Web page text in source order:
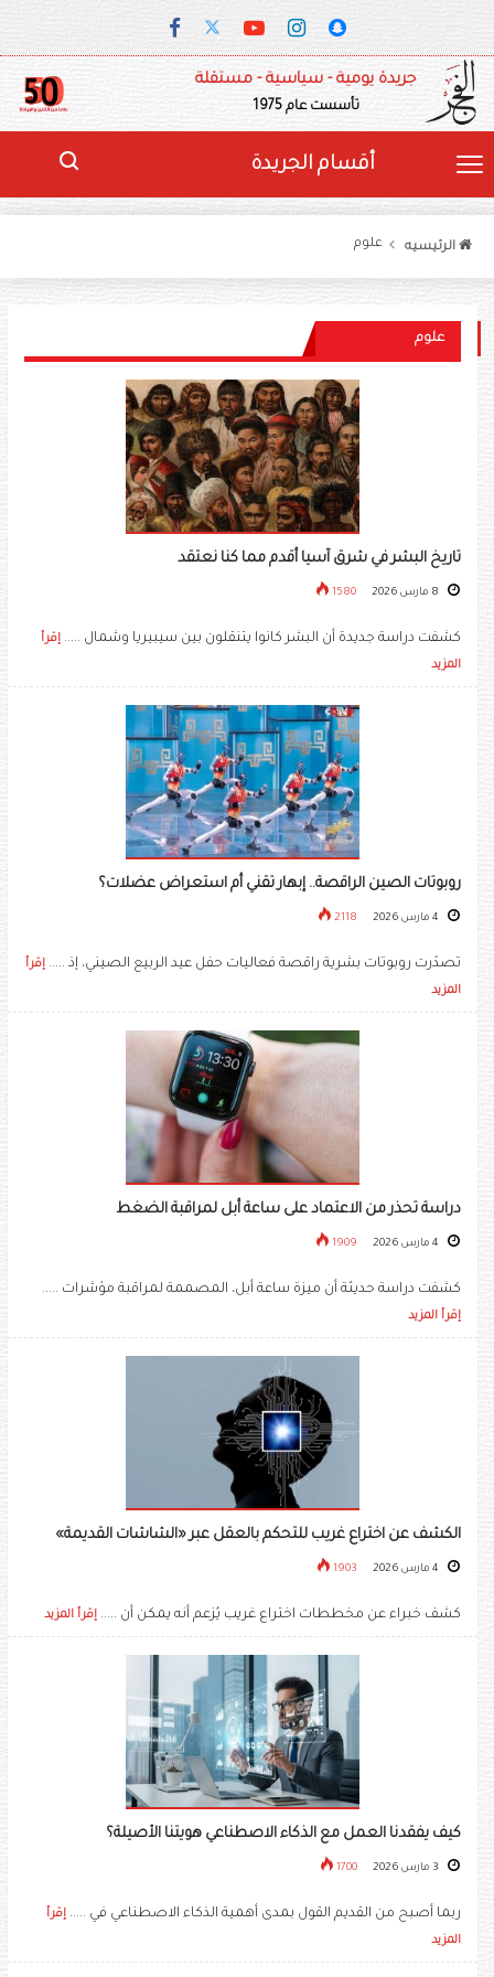
جريدة يومية - سياسية - مستقلة
تأسست عام 1975
أقسام الجريدة
الرئيسيه علوم
علوم
تاريخ البشر في شرق آسيا أقدم مما كنا نعتقد
1580
كشفت دراسة جديدة أن البشر كانوا يتنقلون بين سيبيريا وشمال ..... إقرأ
المزيد
روبوتات الصين الراقصة.. إبهار تقني أم استعراض عضلات؟
2118
تصدّرت روبوتات بشرية راقصة فعاليات حفل عيد الربيع الصيني، إذ ..... إقرأ
المزيد
دراسة تحذر من الاعتماد على ساعة أبل لمراقبة الضغط
1909
كشفت دراسة حديثة أن ميزة ساعة أبل، المصممة لمراقبة مؤشرات .....
إقرأ المزيد
الكشف عن اختراع غريب للتحكم بالعقل عبر «الشاشات القديمة»
1903
كشف خبراء عن مخططات اختراع غريب يُزعم أنه يمكن أن ..... إقرأ المزيد
كيف يفقدنا العمل مع الذكاء الاصطناعي هويتنا الأصيلة؟
1700
ربما أصبح من القديم القول بمدى أهمية الذكاء الاصطناعي في ..... إقرأ
المزيد